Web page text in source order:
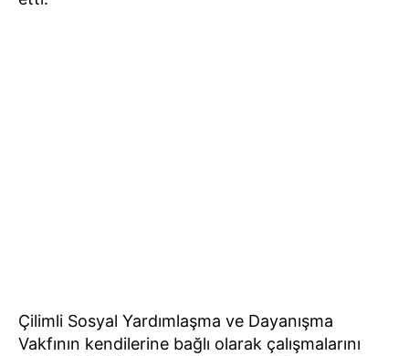
Çilimli Sosyal Yardımlaşma ve Dayanışma
Vakfının kendilerine bağlı olarak çalışmalarını